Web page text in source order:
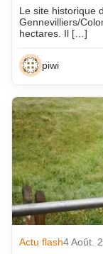
Le site historique
Gennevilliers/
hectares. Il […]
piwi
Actu flash4 Août.